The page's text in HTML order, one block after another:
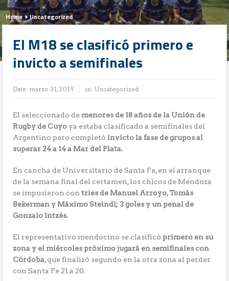
Home Uncategorized
El M18 se clasificó primero e
invicto a semifinales
Date: marzo 31, 2019 in: Uncategorized
El seleccionado de menores de 18 años de la Unión de
Rugby de Cuyo ya estaba clasificado a semifinales del
Argentino pero completó invicto la fase de grupos al
superar 24 a 14 a Mar del Plata.
En cancha de Universitario de Santa Fe, en el arranque
de la semana final del certamen, los chicos de Mendoza
se impusieron contries de Manuel Arroyo, Tomás
Bekerman y Máximo Steindl; 3 goles y un penal de
Gonzalo Intzés.
El representativo mendocino se clasificó primero en su
zona y el miércoles próximo jugará en semifinales con
Córdoba, que finalizó segundo en la otra zona al perder
con Santa Fe 21 a 20.